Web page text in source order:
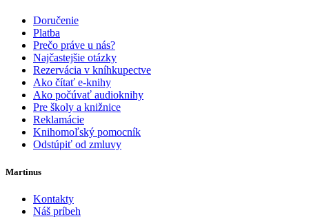
Doručenie
Platba
Prečo práve u nás?
Najčastejšie otázky
Rezervácia v kníhkupectve
Ako čítať e-knihy
Ako počúvať audioknihy
Pre školy a knižnice
Reklamácie
Knihomoľský pomocník
Odstúpiť od zmluvy
Martinus
Kontakty
Náš príbeh